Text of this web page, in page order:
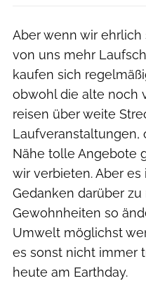
Aber wenn wir
von uns mehr
kaufen sich
obwohl die alte noch
reisen über weite
Laufveranstaltungen,
Nähe tolle Angebote
wir verbieten. Aber
Gedanken darüber
Gewohnheiten so
Umwelt möglichst
es sonst nicht immer
heute am Earthday.